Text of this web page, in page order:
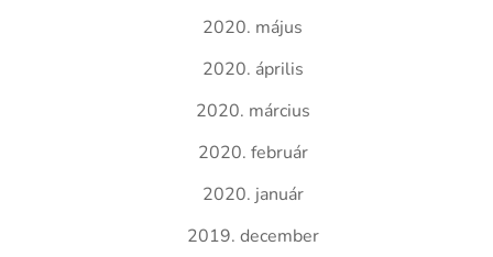
2020. május
2020. április
2020. március
2020. február
2020. január
2019. december